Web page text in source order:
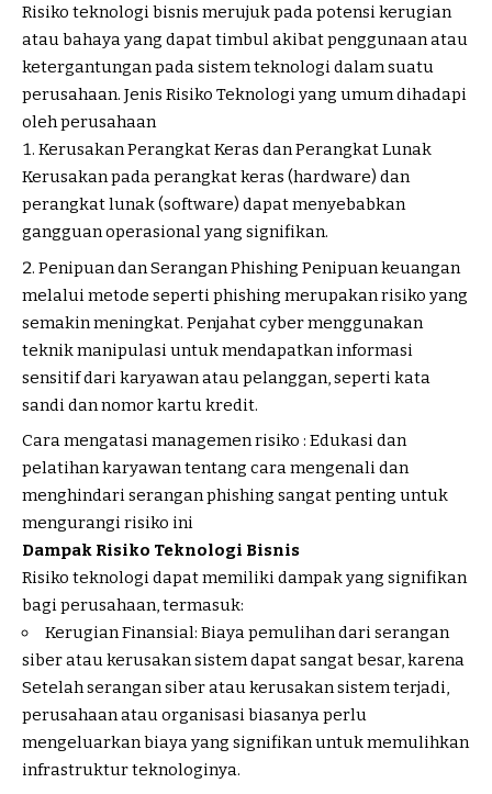
Risiko teknologi bisnis merujuk pada potensi kerugian
atau bahaya yang dapat timbul akibat penggunaan atau
ketergantungan pada sistem teknologi dalam suatu
perusahaan. Jenis Risiko Teknologi yang umum dihadapi
oleh perusahaan
Kerusakan Perangkat Keras dan Perangkat Lunak
Kerusakan pada perangkat keras (hardware) dan
perangkat lunak (software) dapat menyebabkan
gangguan operasional yang signifikan.
Penipuan dan Serangan Phishing Penipuan keuangan
melalui metode seperti phishing merupakan risiko yang
semakin meningkat. Penjahat cyber menggunakan
teknik manipulasi untuk mendapatkan informasi
sensitif dari karyawan atau pelanggan, seperti kata
sandi dan nomor kartu kredit.
Cara mengatasi managemen risiko : Edukasi dan
pelatihan karyawan tentang cara mengenali dan
menghindari serangan phishing sangat penting untuk
mengurangi risiko ini
Dampak Risiko Teknologi Bisnis
Risiko teknologi dapat memiliki dampak yang signifikan
bagi perusahaan, termasuk:
Kerugian Finansial: Biaya pemulihan dari serangan
siber atau kerusakan sistem dapat sangat besar, karena
Setelah serangan siber atau kerusakan sistem terjadi,
perusahaan atau organisasi biasanya perlu
mengeluarkan biaya yang signifikan untuk memulihkan
infrastruktur teknologinya.